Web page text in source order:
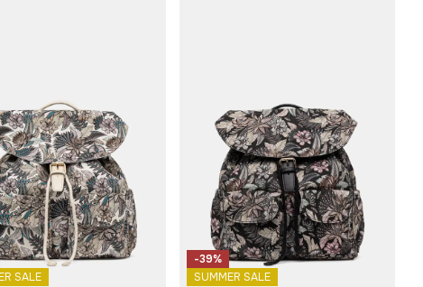
SALE
-39%
SUMMER SALE